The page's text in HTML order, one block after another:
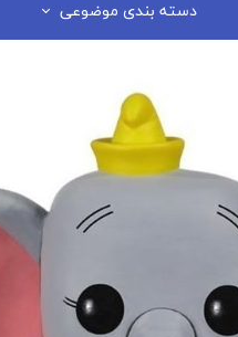
دسته بندی موضوعی